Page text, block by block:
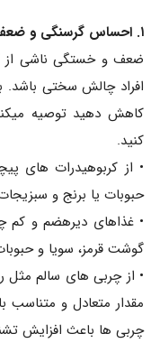
۱. احساس گرسنگی و ضعف
ضعف و خستگی ناشی از
افراد چالش سختی باشد.
کاهش دهید توصیه
کنید.
• از کربوهیدرات های
حبوبات یا برنج و
• غذاهای دیرهضم و
گوشت قرمز، سویا و
• از چربی های سالم مثل
مقدار متعادل و متناسب
چربی ها باعث افزایش